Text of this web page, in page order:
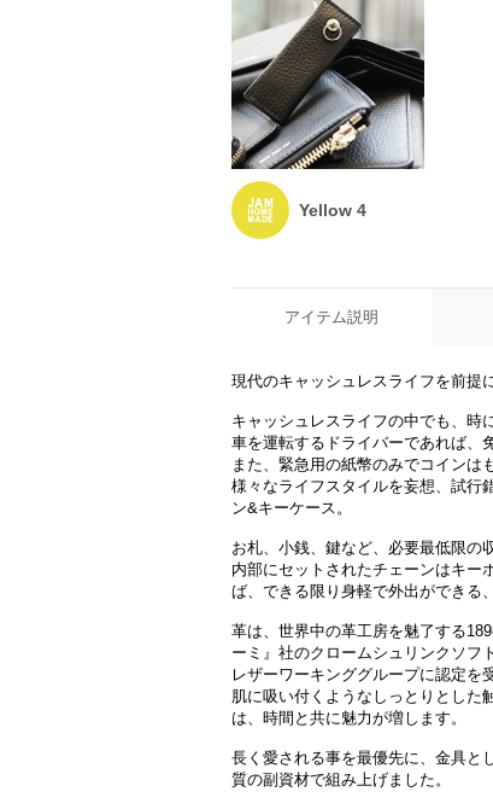
Yellow 4
アイテム説明
現代のキャッシュレスライフを前提
キャッシュレスライフの中でも、時
車を運転するドライバーであれば、
また、緊急用の紙幣のみでコインは
様々なライフスタイルを妄想、試行
ン&キーケース。
お札、小銭、鍵など、必要最低限の
内部にセットされたチェーンはキー
ば、できる限り身軽で外出ができる
革は、世界中の革工房を魅了する
ーミ』社のクロームシュリンクソフ
レザーワーキンググループに認定を
肌に吸い付くようなしっとりとした
は、時間と共に魅力が増します。
長く愛される事を最優先に、金具と
質の副資材で組み上げました。